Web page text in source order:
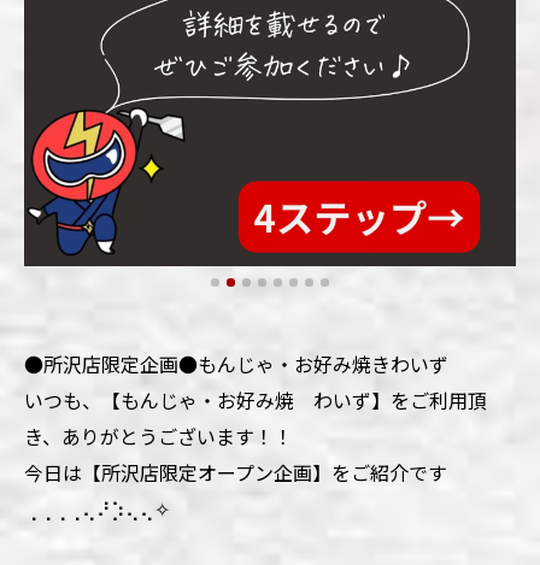
●所沢店限定企画●もんじゃ・お好み焼きわいず
いつも、【もんじゃ・お好み焼 わいず】をご利用頂
き、ありがとうございます！！
今日は【所沢店限定オープン企画】をご紹介です
⢀⢀⢀⢀⢄⠜⡱⢄⢄✧